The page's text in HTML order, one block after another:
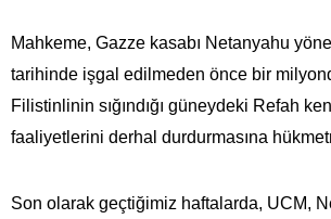
Mahkeme, Gazze kasabı Netanyahu
tarihinde işgal edilmeden önce bir
Filistinlinin sığındığı güneydeki Refah
faaliyetlerini derhal durdurmasına
Son olarak geçtiğimiz haftalarda, UCM,